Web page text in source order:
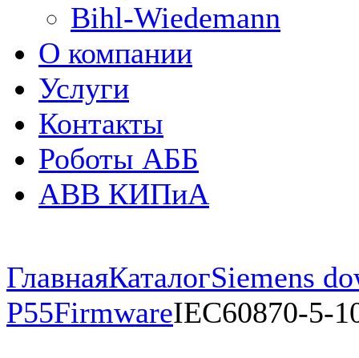
Bihl-Wiedemann
О компании
Услуги
Контакты
Роботы АББ
ABB КИПиА
ГлавнаяКаталогSiemens
P55FirmwareIEC60870-5-